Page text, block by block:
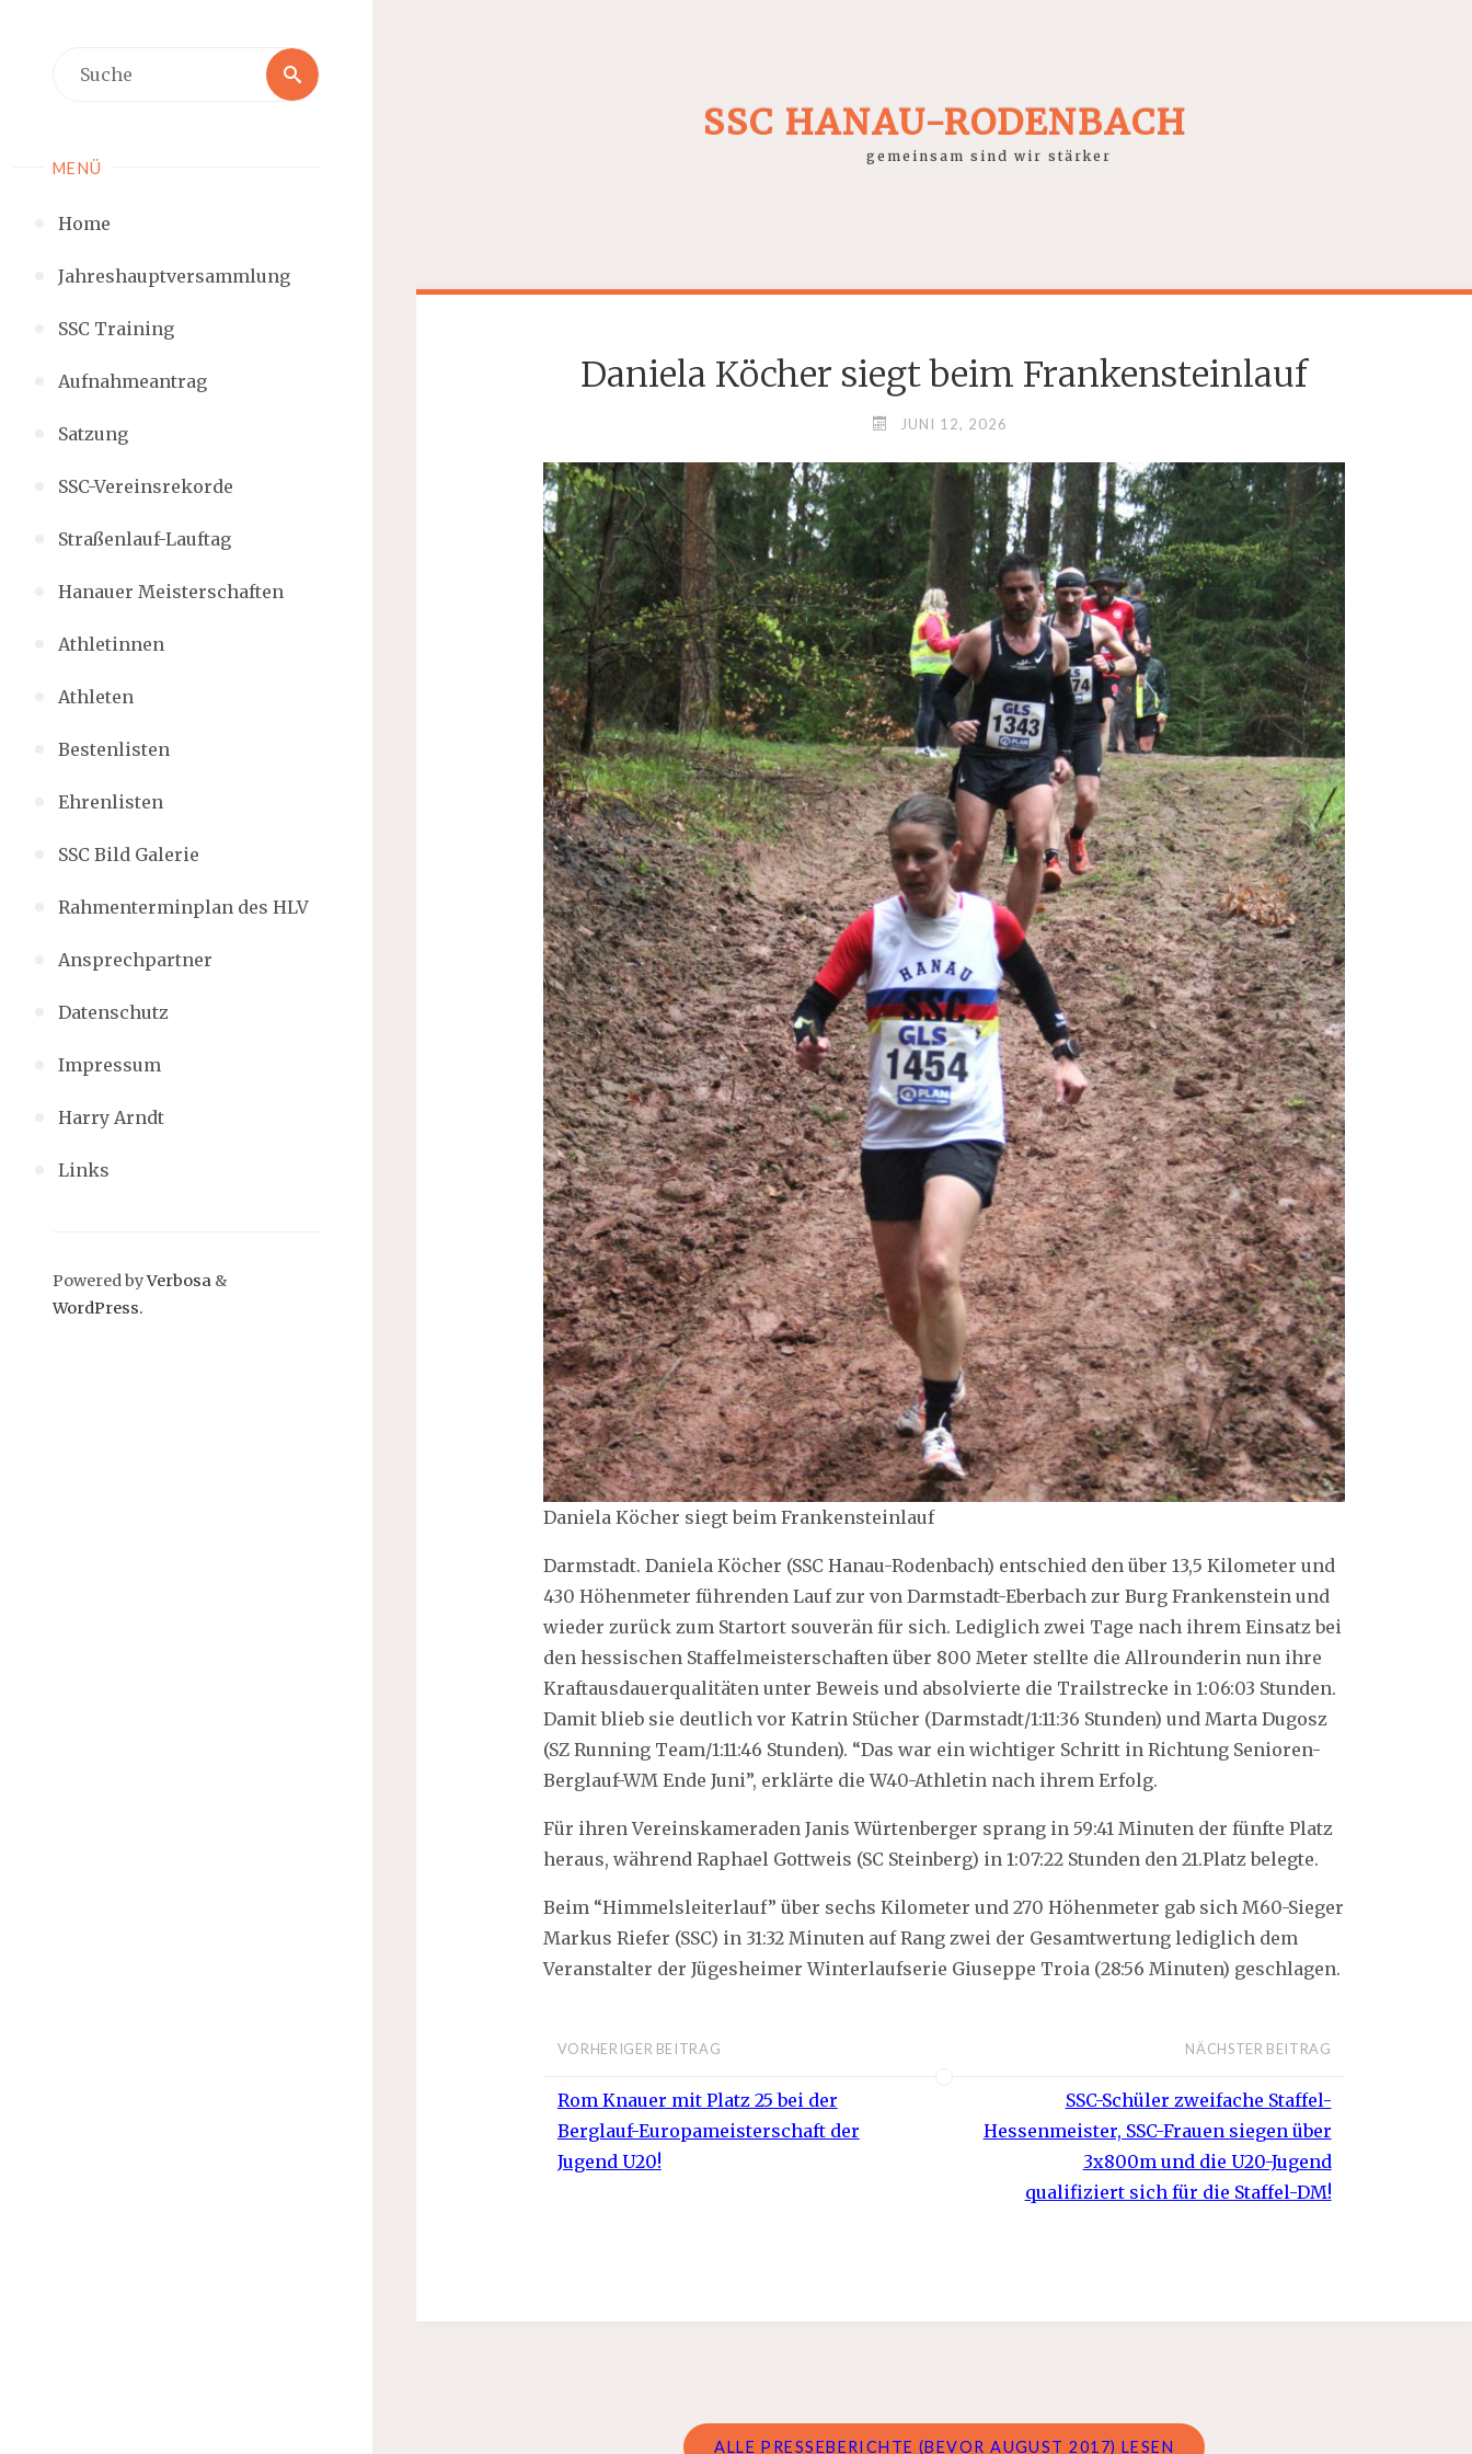
MENÜ
Home
Jahreshauptversammlung
SSC Training
Aufnahmeantrag
Satzung
SSC-Vereinsrekorde
Straßenlauf-Lauftag
Hanauer Meisterschaften
Athletinnen
Athleten
Bestenlisten
Ehrenlisten
SSC Bild Galerie
Rahmenterminplan des HLV
Ansprechpartner
Datenschutz
Impressum
Harry Arndt
Links
Powered byVerbosa &
WordPress.
SSC HANAU-RODENBACH
gemeinsam sind wir stärker
Daniela Köcher siegt beim Frankensteinlauf
JUNI 12, 2026
Daniela Köcher siegt beim Frankensteinlauf
Darmstadt. Daniela Köcher (SSC Hanau-Rodenbach) entschied den über 13,5 Kilometer und
430 Höhenmeter führenden Lauf zur von Darmstadt-Eberbach zur Burg Frankenstein und
wieder zurück zum Startort souverän für sich. Lediglich zwei Tage nach ihrem Einsatz bei
den hessischen Staffelmeisterschaften über 800 Meter stellte die Allrounderin nun ihre
Kraftausdauerqualitäten unter Beweis und absolvierte die Trailstrecke in 1:06:03 Stunden.
Damit blieb sie deutlich vor Katrin Stücher (Darmstadt/1:11:36 Stunden) und Marta Dugosz
(SZ Running Team/1:11:46 Stunden). “Das war ein wichtiger Schritt in Richtung Senioren-
Berglauf-WM Ende Juni”, erklärte die W40-Athletin nach ihrem Erfolg.
Für ihren Vereinskameraden Janis Würtenberger sprang in 59:41 Minuten der fünfte Platz
heraus, während Raphael Gottweis (SC Steinberg) in 1:07:22 Stunden den 21.Platz belegte.
Beim “Himmelsleiterlauf” über sechs Kilometer und 270 Höhenmeter gab sich M60-Sieger
Markus Riefer (SSC) in 31:32 Minuten auf Rang zwei der Gesamtwertung lediglich dem
Veranstalter der Jügesheimer Winterlaufserie Giuseppe Troia (28:56 Minuten) geschlagen.
VORHERIGER BEITRAG
Rom Knauer mit Platz 25 bei der
Berglauf-Europameisterschaft der
Jugend U20!
NÄCHSTER BEITRAG
SSC-Schüler zweifache Staffel-
Hessenmeister, SSC-Frauen siegen über
3x800m und die U20-Jugend
qualifiziert sich für die Staffel-DM!
ALLE PRESSEBERICHTE (BEVOR AUGUST 2017) LESEN